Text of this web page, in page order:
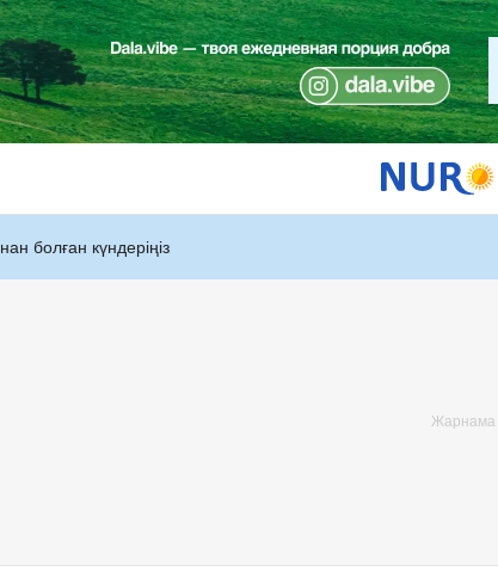
болған күндеріңіз